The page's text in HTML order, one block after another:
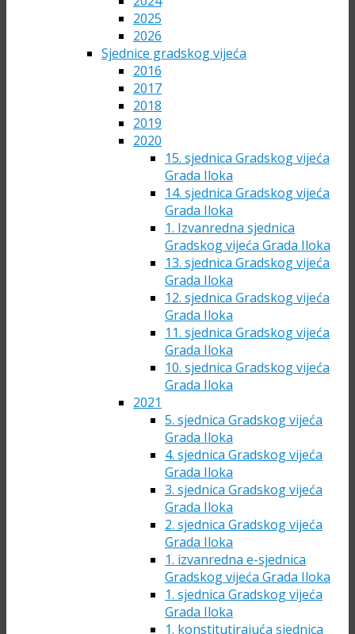
2025
2026
Sjednice gradskog vijeća
2016
2017
2018
2019
2020
15. sjednica Gradskog vijeća
Grada Iloka
14. sjednica Gradskog vijeća
Grada Iloka
1. Izvanredna sjednica
Gradskog vijeća Grada Iloka
13. sjednica Gradskog vijeća
Grada Iloka
12. sjednica Gradskog vijeća
Grada Iloka
11. sjednica Gradskog vijeća
Grada Iloka
10. sjednica Gradskog vijeća
Grada Iloka
2021
5. sjednica Gradskog vijeća
Grada Iloka
4. sjednica Gradskog vijeća
Grada Iloka
3. sjednica Gradskog vijeća
Grada Iloka
2. sjednica Gradskog vijeća
Grada Iloka
1. izvanredna e-sjednica
Gradskog vijeća Grada Iloka
1. sjednica Gradskog vijeća
Grada Iloka
1. konstitutirajuća sjednica